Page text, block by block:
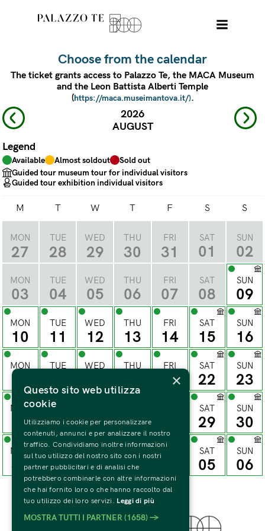
Choose from the calendar
The ticket grants access to Palazzo Te, the MACA Museum
and the Leon Battista Alberti Temple
(https://maca.museimantova.it/).
2026
AUGUST
Legend
Available Almost soldout
Sold out
Guided tour museum tour for individual visitors
Guided tour exhibition individual visitors
M T W T F S S
MON
27
TUE
28
WED
29
THU
30
FRI
31
SAT
01
SUN
02
MON
03
TUE
04
WED
05
THU
06
FRI
07
SAT
08
SUN
09
MON
10
TUE
11
WED
12
THU
13
FRI
14
SAT
15
SUN
16
MON
17
TUE WED THU FRI
21
SAT
22
SUN
23
MON
24
TUE
25 26 27
SAT
29
SUN
30
MON
31
TUE
01
WED
02
THU
03
SAT
05
SUN
06
×
Questo sito web utilizza
cookie
Utilizziamo i cookie per personalizzare
contenuti, annunci e per analizzare il nostro
traffico. Condividiamo inoltre informazioni
sul tuo utilizzo del nostro sito con i nostri
partner pubblicitari e di analisi che
potrebbero combinarle con altre informazioni
che hai fornito loro o che hanno raccolto dal
tuo utilizzo dei loro servizi. Leggi di più
MOSTRA TUTTI I PARTNER (1658) →